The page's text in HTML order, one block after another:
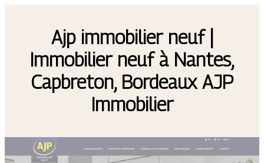
Ajp immobilier neuf |
Immobilier neuf à Nantes,
Capbreton, Bordeaux AJP
Immobilier